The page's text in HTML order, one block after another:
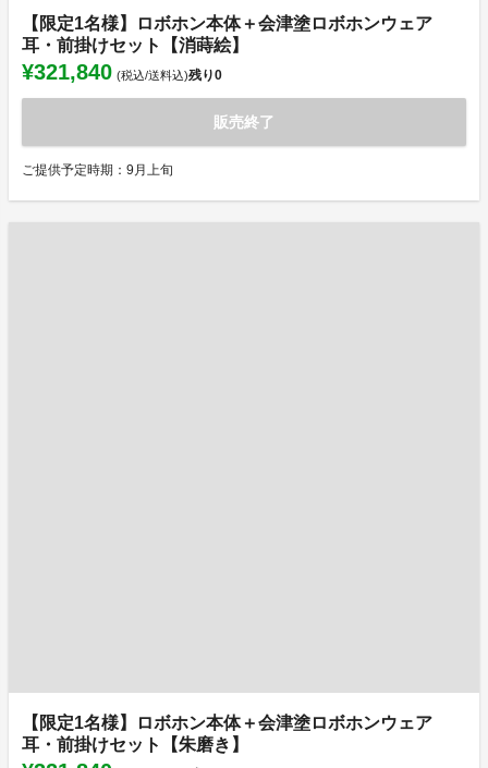
【限定1名様】ロボホン本体＋会津塗ロボホンウェア
耳・前掛けセット【消蒔絵】
¥321,840 (税込/送料込)残り0
販売終了
ご提供予定時期：9月上旬
【限定1名様】ロボホン本体＋会津塗ロボホンウェア
耳・前掛けセット【朱磨き】